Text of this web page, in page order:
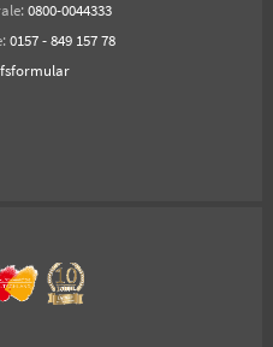
0800-0044333
0157 - 849 157 78